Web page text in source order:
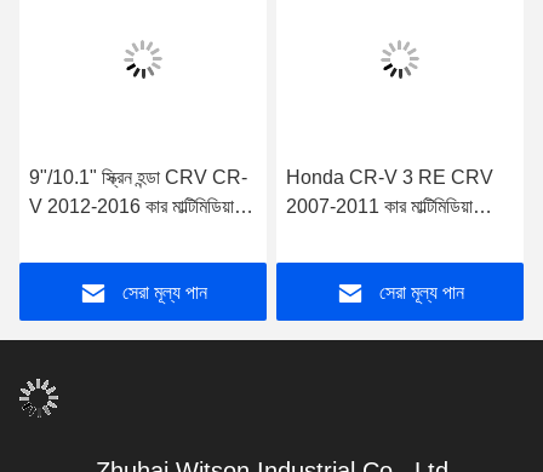
9"/10.1" স্ক্রিন হন্ডা CRV CR-
V 2012-2016 কার মাল্টিমিডিয়া
জন্য
সেরা মূল্য পান
Honda CR-V 3 RE CRV
2007-2011 কার মাল্টিমিডিয়া
জন্য 9"/10.1" স্ক্রীন
সেরা মূল্য পান